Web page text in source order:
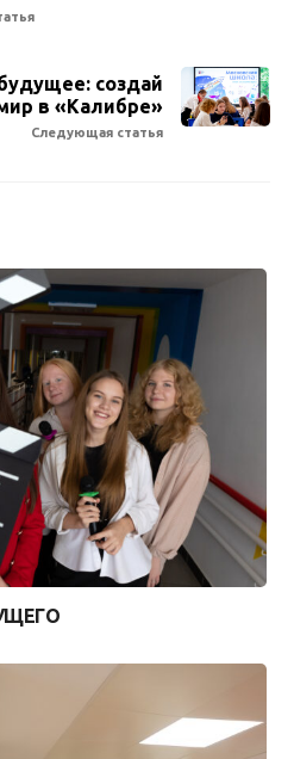
создай
в «Калибре»
Следующая статья